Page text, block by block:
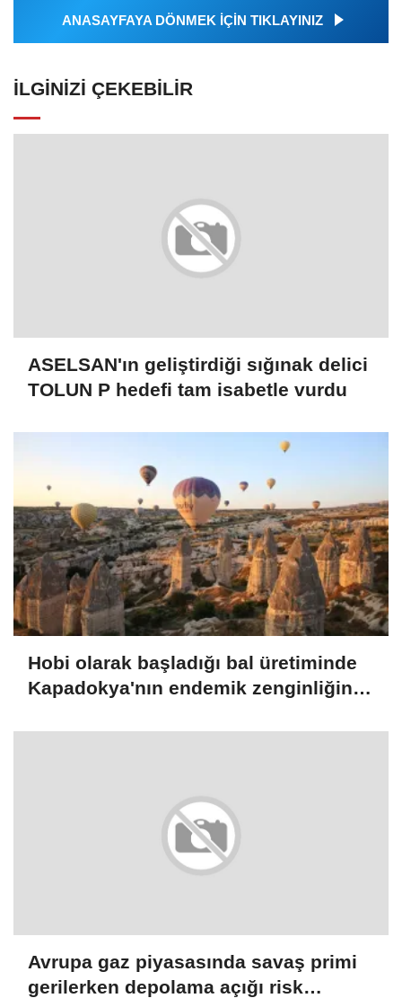
ANASAYFAYA DÖNMEK İÇİN TIKLAYINIZ
İLGINIZI ÇEKEBILIR
ASELSAN'ın geliştirdiği sığınak delici
TOLUN P hedefi tam isabetle vurdu
Hobi olarak başladığı bal üretiminde
Kapadokya'nın endemik zenginliğini
Avrupa gaz piyasasında savaş primi
gerilerken depolama açığı risk